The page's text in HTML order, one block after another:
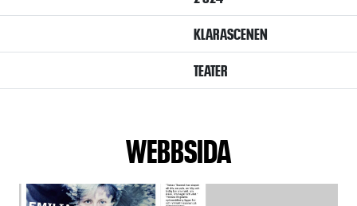
KLARASCENEN
TEATER
WEBBSIDA